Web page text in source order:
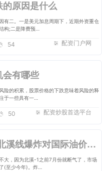
原因是什么
有二。一是美元加息周期下，近期外资重仓
构;二是降费预…
配资门户网
54
会有哪些
险的积累，股票价格的下跌意味着风险的释
于一些具有一…
配资炒股首选平台
50
凯恩斯博客:北溪线爆炸对国际油价的影响
大，因为北溪-1之前7月份就断气了，市场
(至少今年)。炸…